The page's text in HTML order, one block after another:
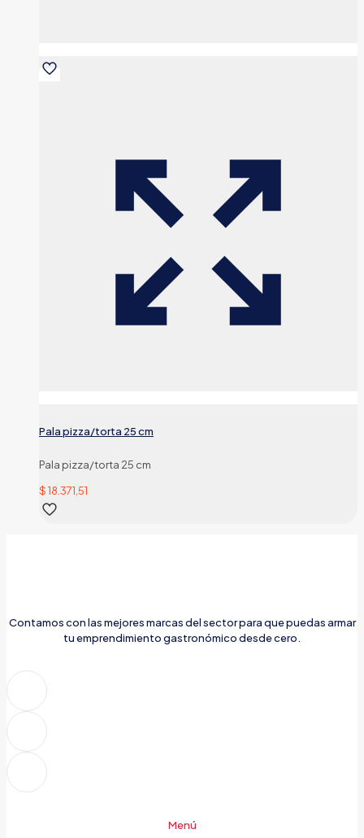
Pala pizza/torta 25 cm
Pala pizza/torta 25 cm
$18.371,51
Contamos con las mejores marcas del sector para que puedas armar
tu emprendimiento gastronómico desde cero.
Menú